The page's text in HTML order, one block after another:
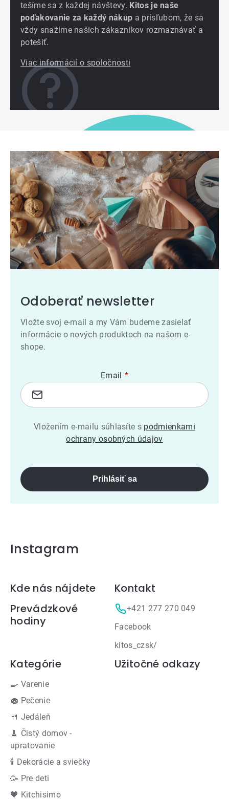
tešíme sa z každej návštevy. Kitos je naše
poďakovanie za každý nákup a prísľubom, že sa
vždy snažíme našich zákazníkov rozmaznávať a
potešiť.
Viac informácií o spoločnosti
Odoberať newsletter
Vložte svoj e-mail a my Vám budeme zasielať
informácie o nových produktoch na našom e-
shope.
Email
Vložením e-mailu súhlasíte s podmienkami
ochrany osobných údajov
Prihlásiť sa
Instagram
Zápätie
Kde nás nájdete
Prevádzkové
hodiny
Kontakt
+421 277 270 049
Facebook
kitos_czsk/
Kategórie
🍳 Varenie
🧁 Pečenie
🍴 Jedáleň
🧹 Čistý domov -
upratovanie
🕯 Dekorácie a sviečky
🥳 Pre deti
🖤 Kitchisimo
Užitočné odkazy